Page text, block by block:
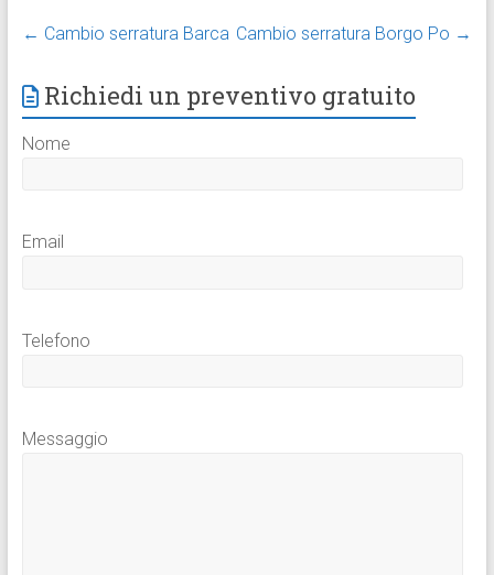
← Cambio serratura Barca Cambio serratura Borgo Po →
Richiedi un preventivo gratuito
Nome
Email
Telefono
Messaggio